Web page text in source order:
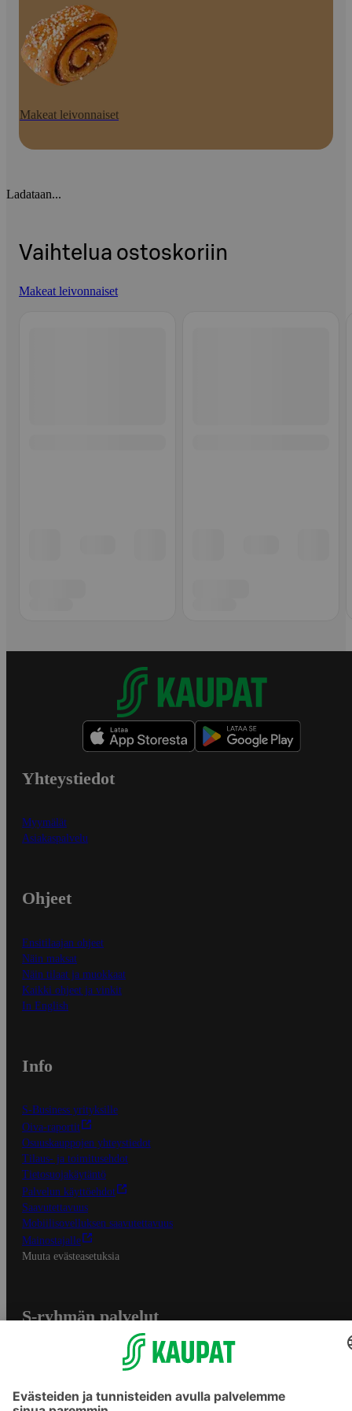
Makeat leivonnaiset
Ladataan...
Vaihtelua ostoskoriin
Makeat leivonnaiset
Yhteystiedot
Myymälät
Asiakaspalvelu
Ohjeet
Ensitilaajan ohjeet
Näin maksat
Näin tilaat ja muokkaat
Kaikki ohjeet ja vinkit
In English
Info
S-Business yrityksille
Oiva-raportit
Osuuskauppojen yhteystiedot
Tilaus- ja toimitusehdot
Tietosuojakäytäntö
Palvelun käyttöehdot
Saavutettavuus
Mobiilisovelluksen saavutettavuus
Mainostajalle
Muuta evästeasetuksia
S-ryhmän palvelut
Yhteishyvä Ruoka -sovellus